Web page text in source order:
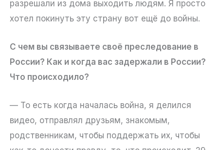
разрешали из дома выходить людям. Я просто
хотел покинуть эту страну вот ещё до войны.
С чем вы связываете своё преследование в
России? Как и когда вас задержали в России?
Что происходило?
— То есть когда началась война, я делился
видео, отправлял друзьям, знакомым,
родственникам, чтобы поддержать их, чтобы